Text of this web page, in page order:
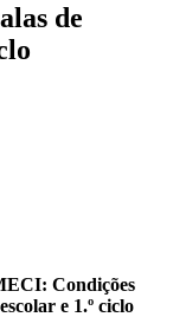
de
Condições
e 1.º ciclo